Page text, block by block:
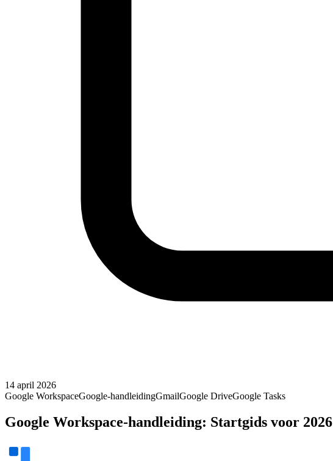
14 april 2026
Google WorkspaceGoogle-handleidingGmailGoogle DriveGoogle Tasks
Google Workspace-handleiding: Startgids voor 2026